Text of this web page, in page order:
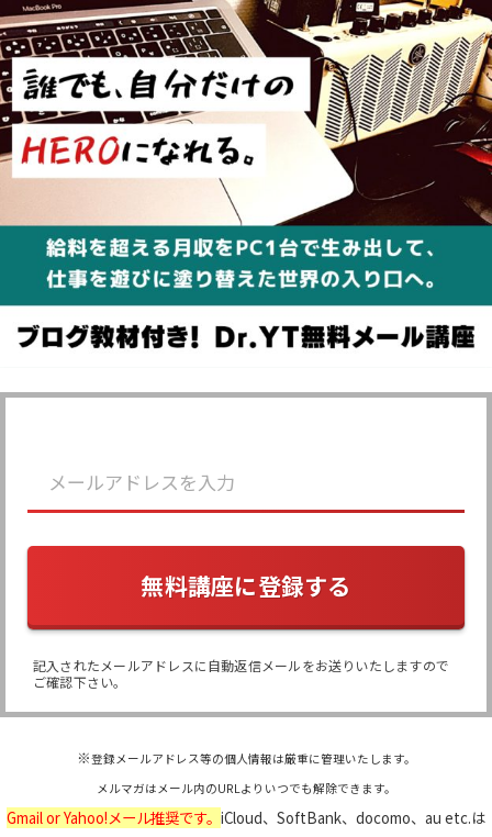
無料講座に登録する
記入されたメールアドレスに自動返信メールをお送りいたしますので
ご確認下さい。
※登録メールアドレス等の個人情報は厳重に管理いたします。
メルマガはメール内のURLよりいつでも解除できます。
Gmail or Yahoo!メール推奨です。 iCloud、SoftBank、docomo、au etc.は